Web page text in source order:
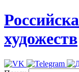
художеств